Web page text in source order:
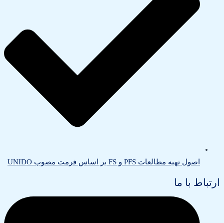
اصول تهیه مطالعات PFS و FS بر اساس فرمت مصوب UNIDO
ارتباط با ما